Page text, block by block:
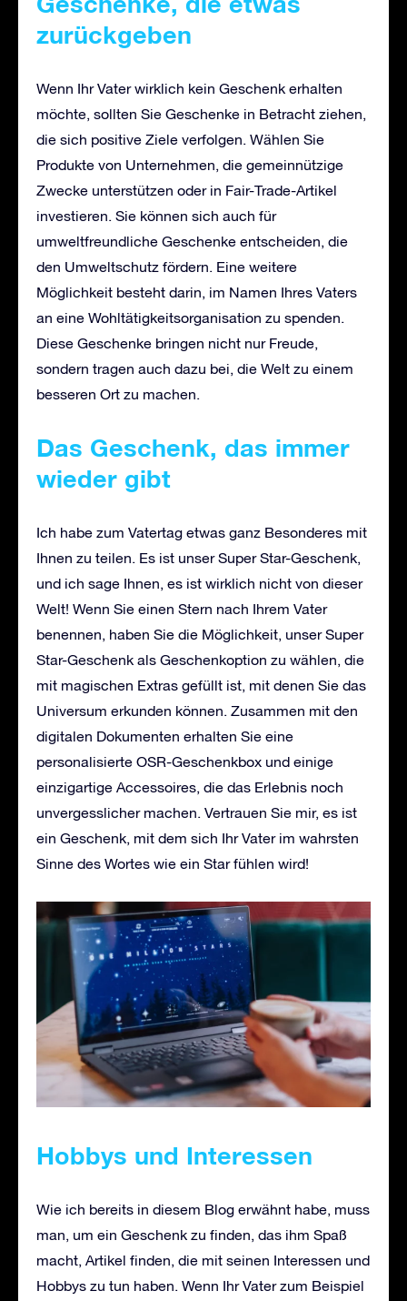
zurückgeben
Wenn Ihr Vater wirklich kein Geschenk erhalten
möchte, sollten Sie Geschenke in Betracht ziehen,
die sich positive Ziele verfolgen. Wählen Sie
Produkte von Unternehmen, die gemeinnützige
Zwecke unterstützen oder in Fair-Trade-Artikel
investieren. Sie können sich auch für
umweltfreundliche Geschenke entscheiden, die
den Umweltschutz fördern. Eine weitere
Möglichkeit besteht darin, im Namen Ihres Vaters
an eine Wohltätigkeitsorganisation zu spenden.
Diese Geschenke bringen nicht nur Freude,
sondern tragen auch dazu bei, die Welt zu einem
besseren Ort zu machen.
Das Geschenk, das immer
wieder gibt
Ich habe zum Vatertag etwas ganz Besonderes mit
Ihnen zu teilen. Es ist unser Super Star-Geschenk,
und ich sage Ihnen, es ist wirklich nicht von dieser
Welt! Wenn Sie einen Stern nach Ihrem Vater
benennen, haben Sie die Möglichkeit, unser Super
Star-Geschenk als Geschenkoption zu wählen, die
mit magischen Extras gefüllt ist, mit denen Sie das
Universum erkunden können. Zusammen mit den
digitalen Dokumenten erhalten Sie eine
personalisierte OSR-Geschenkbox und einige
einzigartige Accessoires, die das Erlebnis noch
unvergesslicher machen. Vertrauen Sie mir, es ist
ein Geschenk, mit dem sich Ihr Vater im wahrsten
Sinne des Wortes wie ein Star fühlen wird!
Hobbys und Interessen
Wie ich bereits in diesem Blog erwähnt habe, muss
man, um ein Geschenk zu finden, das ihm Spaß
macht, Artikel finden, die mit seinen Interessen und
Hobbys zu tun haben. Wenn Ihr Vater zum Beispiel